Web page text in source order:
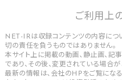
ご利用上
NET-IRは収録コンテンツの内容につ
切の責任を負うものではありません。
本サイト上に掲載の動画、静止画、記
であり、その後、変更されている場合が
最新の情報は、会社のHPをご覧にな